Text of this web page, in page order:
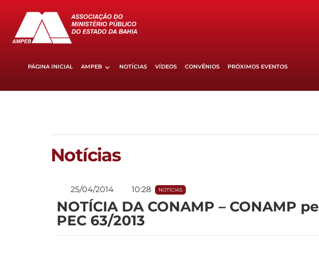
PÁGINA INICIAL AMPEB NOTÍCIAS VÍDEOS CONVÊNIOS PRÓXIMOS EVENTOS
Notícias
25/04/2014 10:28 NOTÍCIAS
NOTÍCIA DA CONAMP – CONAMP
PEC 63/2013